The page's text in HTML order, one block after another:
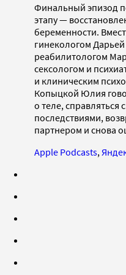
Финальный эпизод
этапу —
беременности.
гинекологом
реабилитологом
сексологом и
и клиническим
Копыцкой Юлия
о теле,
последствиями,
партнером и снова
Apple Podcasts,